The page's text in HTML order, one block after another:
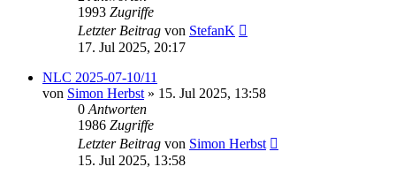
1993 Zugriffe
Letzter Beitrag von StefanK
17. Jul 2025, 20:17
NLC 2025-07-10/11
von Simon Herbst » 15. Jul 2025, 13:58
0 Antworten
1986 Zugriffe
Letzter Beitrag von Simon Herbst
15. Jul 2025, 13:58